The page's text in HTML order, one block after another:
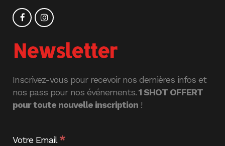
Newsletter
Inscrivez-vous pour recevoir nos dernières infos et
nos pass pour nos événements.1 SHOT OFFERT
pour toute nouvelle inscription !
Votre Email*